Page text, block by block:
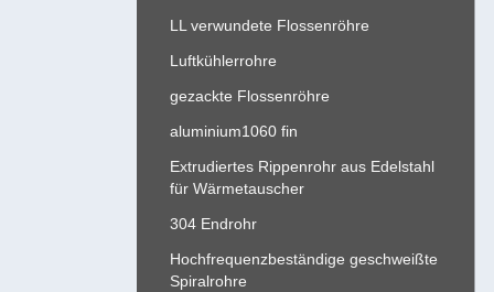
LL verwundete Flossenröhre
Luftkühlerrohre
gezackte Flossenröhre
aluminium1060 fin
Extrudiertes Rippenrohr aus Edelstahl
für Wärmetauscher
304 Endrohr
Hochfrequenzbeständige geschweißte
Spiralrohre